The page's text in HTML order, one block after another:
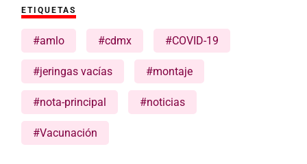
ETIQUETAS
#amlo #cdmx #COVID-19
#jeringas vacías #montaje
#nota-principal #noticias
#Vacunación